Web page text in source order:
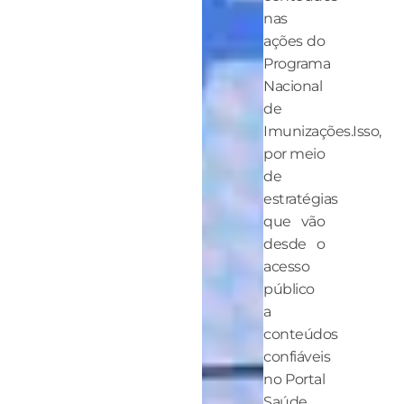
nas
ações do
Programa
Nacional
de
Imunizações.Isso,
por meio
de
estratégias
que vão
desde o
acesso
público
a
conteúdos
confiáveis
no Portal